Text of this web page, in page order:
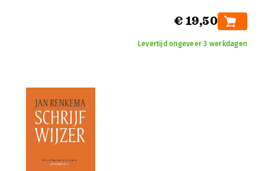
€ 19,50
Levertijd ongeveer 3 werkdagen